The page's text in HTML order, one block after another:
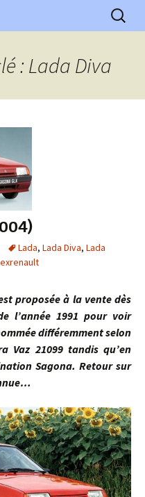
historiques
: Lada Diva
Lada, Lada Diva, Lada
à la vente dès
l’année 1991 pour voir
différemment selon
Vaz 21099 tandis qu’en
Sagona. Retour sur